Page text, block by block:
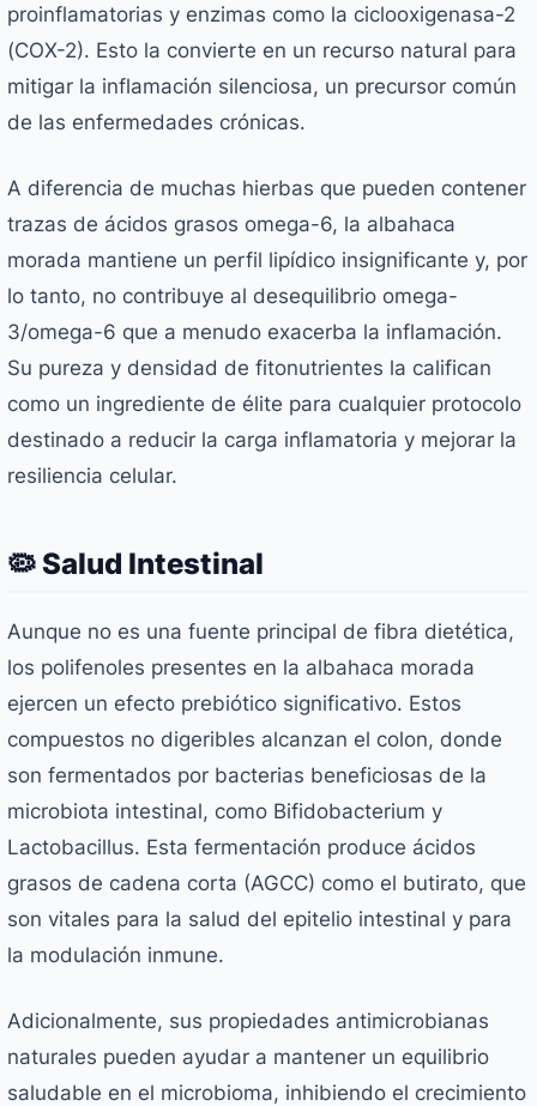
proinflamatorias y enzimas como la ciclooxigenasa-2
(COX-2). Esto la convierte en un recurso natural para
mitigar la inflamación silenciosa, un precursor común
de las enfermedades crónicas.
A diferencia de muchas hierbas que pueden contener
trazas de ácidos grasos omega-6, la albahaca
morada mantiene un perfil lipídico insignificante y, por
lo tanto, no contribuye al desequilibrio omega-
3/omega-6 que a menudo exacerba la inflamación.
Su pureza y densidad de fitonutrientes la califican
como un ingrediente de élite para cualquier protocolo
destinado a reducir la carga inflamatoria y mejorar la
resiliencia celular.
🦠 Salud Intestinal
Aunque no es una fuente principal de fibra dietética,
los polifenoles presentes en la albahaca morada
ejercen un efecto prebiótico significativo. Estos
compuestos no digeribles alcanzan el colon, donde
son fermentados por bacterias beneficiosas de la
microbiota intestinal, como Bifidobacterium y
Lactobacillus. Esta fermentación produce ácidos
grasos de cadena corta (AGCC) como el butirato, que
son vitales para la salud del epitelio intestinal y para
la modulación inmune.
Adicionalmente, sus propiedades antimicrobianas
naturales pueden ayudar a mantener un equilibrio
saludable en el microbioma, inhibiendo el crecimiento